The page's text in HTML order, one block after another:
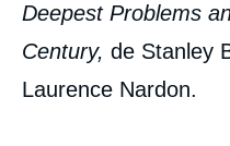
Deepest Problems
Century, de Stanley
Laurence Nardon.